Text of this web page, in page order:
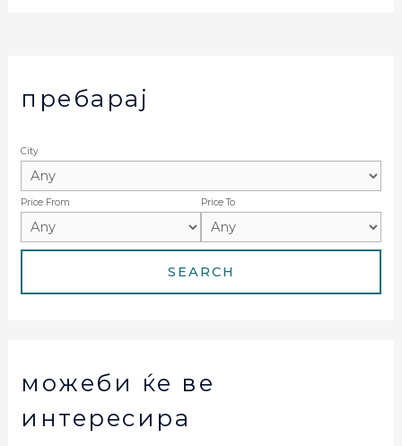
пребарај
City
Price From Price To
можеби ќе ве
интересира